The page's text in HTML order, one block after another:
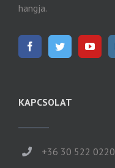
hangja.
KAPCSOLAT
+36 30 522 0220